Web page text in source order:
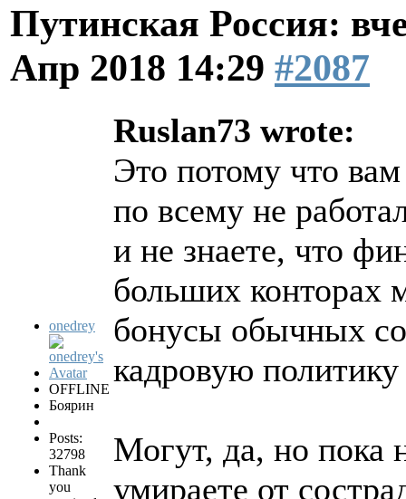
Путинская Россия:
Апр 2018 14:29 #2087
onedrey
OFFLINE
Боярин
Posts:
32798
Thank
you
Ruslan73 wrote:
Это потому что
по всему не
и не знаете, что
больших конторах
бонусы обычных
кадровую
Могут, да, но пока
умираете от